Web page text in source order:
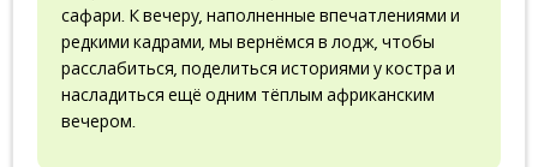
сафари. К вечеру, наполненные впечатлениями и
редкими кадрами, мы вернёмся в лодж, чтобы
расслабиться, поделиться историями у костра и
насладиться ещё одним тёплым африканским
вечером.